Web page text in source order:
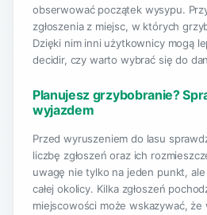
obserwować początek wysypu.
zgłoszenia z miejsc, w których
Dzięki nim inni użytkownicy mogą
decidir, czy warto wybrać się do
Planujesz grzybobranie?
wyjazdem
Przed wyruszeniem do lasu
liczbę zgłoszeń oraz ich
uwagę nie tylko na jeden punkt,
całej okolicy. Kilka zgłoszeń
miejscowości może wskazywać, że